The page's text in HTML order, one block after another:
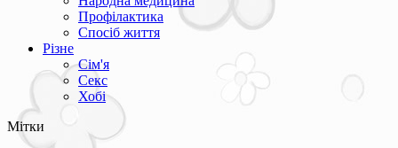
Профілактика
Спосіб життя
Різне
Сім'я
Секс
Хобі
Мітки